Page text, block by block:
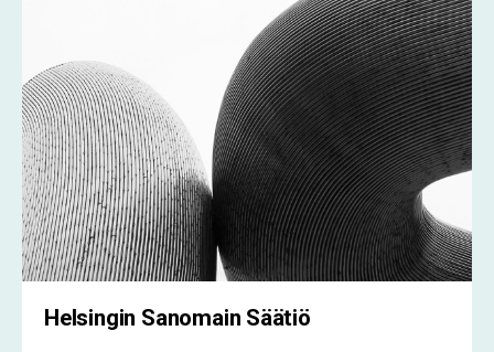
Helsingin Sanomain Säätiö